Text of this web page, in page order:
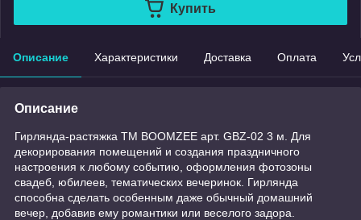
Купить
Описание Характеристики Доставка Оплата
Описание
Гирлянда-растяжка TM BOOMZEE арт. GBZ-02 3 м. Для
декорирования помещений и создания праздничного
настроения к любому событию, оформления фотозоны
свадеб, юбилеев, тематических вечеринок. Гирлянда
способна сделать особенным даже обычный домашний
вечер, добавив ему романтики или веселого задора.